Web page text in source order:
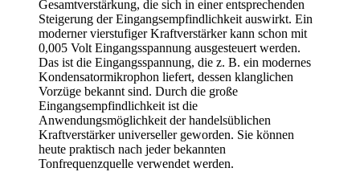
Gesamtverstärkung, die sich in einer entsprechenden
Steigerung der Eingangsempfindlichkeit auswirkt. Ein
moderner vierstufiger Kraftverstärker kann schon mit
0,005 Volt Eingangsspannung ausgesteuert werden.
Das ist die Eingangsspannung, die z. B. ein modernes
Kondensatormikrophon liefert, dessen klanglichen
Vorzüge bekannt sind. Durch die große
Eingangsempfindlichkeit ist die
Anwendungsmöglichkeit der handelsüblichen
Kraftverstärker universeller geworden. Sie können
heute praktisch nach jeder bekannten
Tonfrequenzquelle verwendet werden.